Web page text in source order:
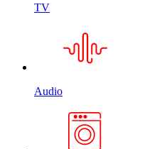
TV
Audio